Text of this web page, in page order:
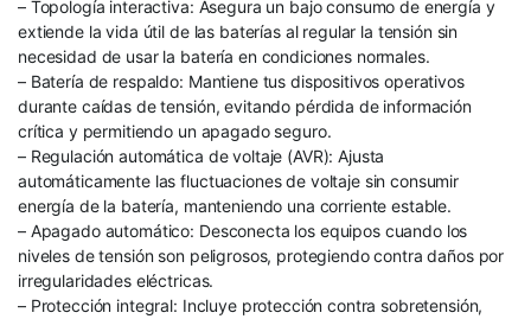
– Topología interactiva: Asegura un bajo consumo de energía y
extiende la vida útil de las baterías al regular la tensión sin
necesidad de usar la batería en condiciones normales.
– Batería de respaldo: Mantiene tus dispositivos operativos
durante caídas de tensión, evitando pérdida de información
crítica y permitiendo un apagado seguro.
– Regulación automática de voltaje (AVR): Ajusta
automáticamente las fluctuaciones de voltaje sin consumir
energía de la batería, manteniendo una corriente estable.
– Apagado automático: Desconecta los equipos cuando los
niveles de tensión son peligrosos, protegiendo contra daños por
irregularidades eléctricas.
– Protección integral: Incluye protección contra sobretensión,